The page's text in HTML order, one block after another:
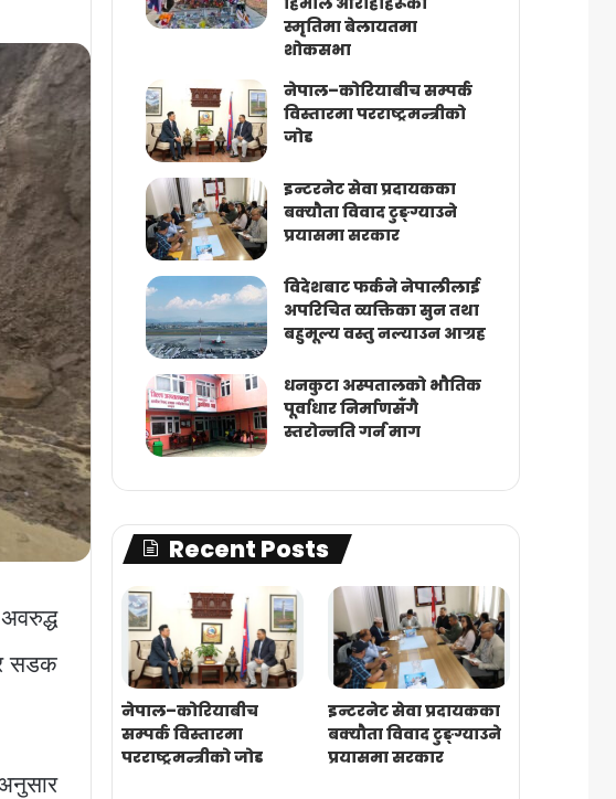
सडक
स्मृतिमा बेलायतमा
शोकसभा
नेपाल–कोरियाबीच सम्पर्क
विस्तारमा परराष्ट्रमन्त्रीको
जोड
इन्टरनेट सेवा प्रदायकका
बक्यौता विवाद टुङ्ग्याउने
प्रयासमा सरकार
विदेशबाट फर्कने नेपालीलाई
अपरिचित व्यक्तिका सुन तथा
बहुमूल्य वस्तु नल्याउन आग्रह
धनकुटा अस्पतालको भौतिक
पूर्वाधार निर्माणसँगै
स्तरोन्नति गर्न माग
Recent Posts
नेपाल–कोरियाबीच
सम्पर्क विस्तारमा
परराष्ट्रमन्त्रीको जोड
इन्टरनेट सेवा प्रदायकका
बक्यौता विवाद टुङ्ग्याउने
प्रयासमा सरकार